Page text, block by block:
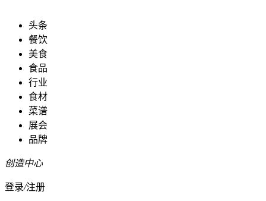
头条
餐饮
美食
食品
行业
食材
菜谱
展会
品牌
创造中心
登录/注册